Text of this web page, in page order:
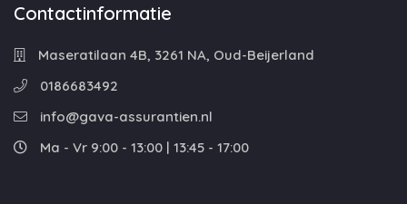
Contactinformatie
Maseratilaan 4B, 3261 NA, Oud-Beijerland
0186683492
info@gava-assurantien.nl
Ma - Vr 9:00 - 13:00 | 13:45 - 17:00